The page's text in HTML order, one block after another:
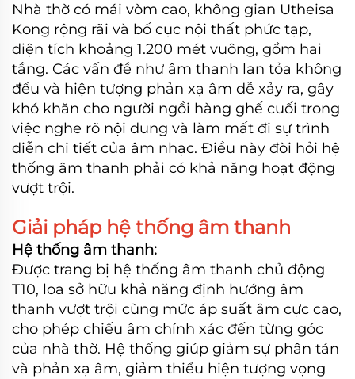
Nhà thờ có mái vòm cao, không gian Utheisa
Kong rộng rãi và bố cục nội thất phức tạp,
diện tích khoảng 1.200 mét vuông, gồm hai
tầng. Các vấn đề như âm thanh lan tỏa không
đều và hiện tượng phản xạ âm dễ xảy ra, gây
khó khăn cho người ngồi hàng ghế cuối trong
việc nghe rõ nội dung và làm mất đi sự trình
diễn chi tiết của âm nhạc. Điều này đòi hỏi hệ
thống âm thanh phải có khả năng hoạt động
vượt trội.
Giải pháp hệ thống âm thanh
Hệ thống âm thanh:
Được trang bị hệ thống âm thanh chủ động
T10, loa sở hữu khả năng định hướng âm
thanh vượt trội cùng mức áp suất âm cực cao,
cho phép chiếu âm chính xác đến từng góc
của nhà thờ. Hệ thống giúp giảm sự phân tán
và phản xạ âm, giảm thiểu hiện tượng vọng